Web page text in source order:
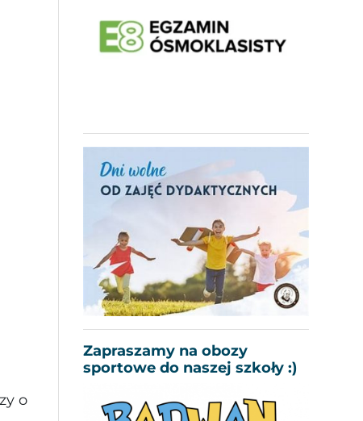
o
Zapraszamy na obozy
sportowe do naszej szkoły :)